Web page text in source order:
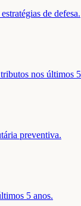
de defesa.
nos últimos
preventiva.
5 anos.